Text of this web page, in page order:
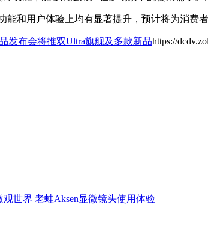
能和用户体验上均有显著提升，预计将为消费
发布会将推双Ultra旗舰及多款新品https://
观世界 老蛙Aksen显微镜头使用体验